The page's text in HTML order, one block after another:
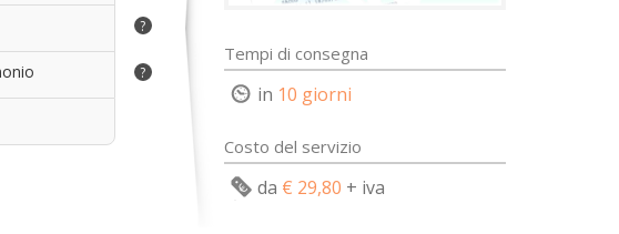
?
?
Tempi di consegna
in 10 giorni
Costo del servizio
da € 29,80 + iva